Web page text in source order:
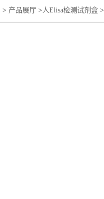
> 产品展厅 >人Elisa检测试剂盒 >